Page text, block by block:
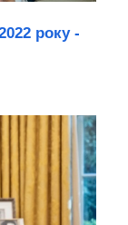
року -